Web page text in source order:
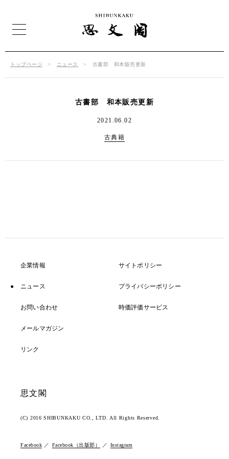
トップページ ニュース 古書部 和本販売更新
古書部 和本販売更新
2021.06.02
古典籍
企業情報
ニュース
お問い合わせ
メールマガジン
リンク
サイトポリシー
プライバシーポリシー
時価評価サービス
思文閣
(C) 2016 SHIBUNKAKU CO., LTD. All Rights Reserved.
Facebook Facebook（出版部） Instagram